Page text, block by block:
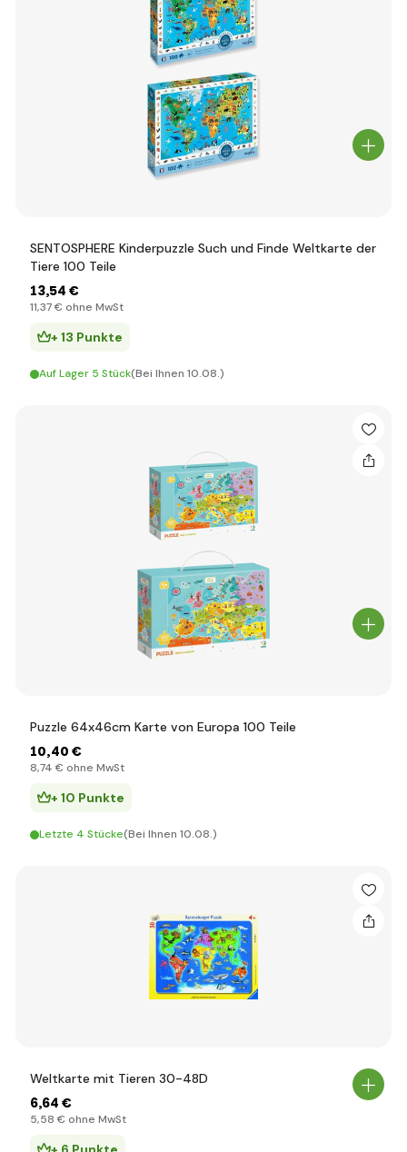
SENTOSPHERE Kinderpuzzle Such und Finde Weltkarte der
Tiere 100 Teile
13,54 €
11,37 € ohne MwSt
+ 13 Punkte
Auf Lager 5 Stück(Bei Ihnen 10.08.)
Puzzle 64x46cm Karte von Europa 100 Teile
10,40 €
8,74 € ohne MwSt
+ 10 Punkte
Letzte 4 Stücke(Bei Ihnen 10.08.)
Weltkarte mit Tieren 30-48D
6,64 €
5,58 € ohne MwSt